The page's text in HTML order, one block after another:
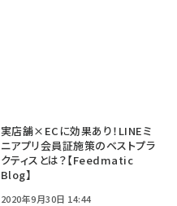
実店舗×ECに効果あり！LINEミ
ニアプリ会員証施策のベストプラ
クティスとは？【Feedmatic
Blog】
2020年9月30日 14:44